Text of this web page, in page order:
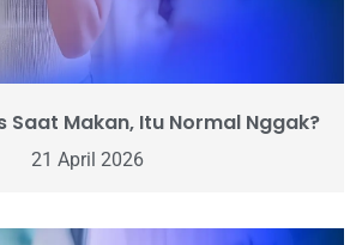
Saat Makan, Itu Normal Nggak?
21 April 2026